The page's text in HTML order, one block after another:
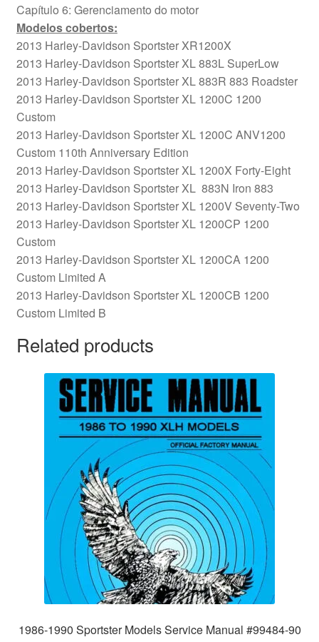
Capítulo 6: Gerenciamento do motor
Modelos cobertos:
2013 Harley-Davidson Sportster XR1200X
2013 Harley-Davidson Sportster XL 883L SuperLow
2013 Harley-Davidson Sportster XL 883R 883 Roadster
2013 Harley-Davidson Sportster XL 1200C 1200
Custom
2013 Harley-Davidson Sportster XL 1200C ANV1200
Custom 110th Anniversary Edition
2013 Harley-Davidson Sportster XL 1200X Forty-Eight
2013 Harley-Davidson Sportster XL 883N Iron 883
2013 Harley-Davidson Sportster XL 1200V Seventy-Two
2013 Harley-Davidson Sportster XL 1200CP 1200
Custom
2013 Harley-Davidson Sportster XL 1200CA 1200
Custom Limited A
2013 Harley-Davidson Sportster XL 1200CB 1200
Custom Limited B
Related products
1986-1990 Sportster Models Service Manual #99484-90